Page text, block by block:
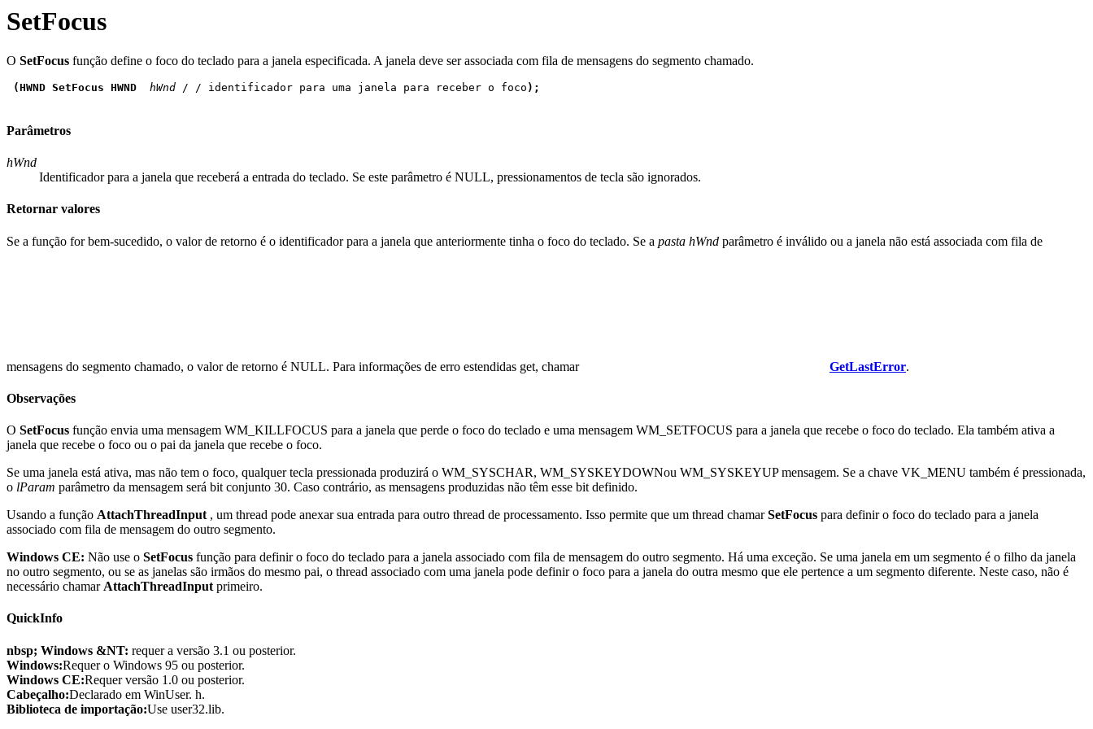
SetFocus
O SetFocus função define o foco do teclado para a janela especificada. A janela deve ser associada com fila de mensagens do segmento chamado.
(HWND SetFocus HWND hWnd / / identificador para uma janela para receber o foco );
Parâmetros
hWnd
Identificador para a janela que receberá a entrada do teclado. Se este parâmetro é NULL, pressionamentos de tecla são ignorados.
Retornar valores
Se a função for bem-sucedido, o valor de retorno é o identificador para a janela que anteriormente tinha o foco do teclado. Se a pasta hWnd parâmetro é inválido ou a janela não está associada com fila de
mensagens do segmento chamado, o valor de retorno é NULL. Para informações de erro estendidas get, chamar GetLastError.
Observações
O SetFocus função envia uma mensagem WM_KILLFOCUS para a janela que perde o foco do teclado e uma mensagem WM_SETFOCUS para a janela que recebe o foco do teclado. Ela também ativa a
janela que recebe o foco ou o pai da janela que recebe o foco.
Se uma janela está ativa, mas não tem o foco, qualquer tecla pressionada produzirá o WM_SYSCHAR, WM_SYSKEYDOWNou WM_SYSKEYUP mensagem. Se a chave VK_MENU também é pressionada,
o lParam parâmetro da mensagem será bit conjunto 30. Caso contrário, as mensagens produzidas não têm esse bit definido.
Usando a função AttachThreadInput , um thread pode anexar sua entrada para outro thread de processamento. Isso permite que um thread chamarSetFocus para definir o foco do teclado para a janela
associado com fila de mensagem do outro segmento.
Windows CE: Não use o SetFocus função para definir o foco do teclado para a janela associado com fila de mensagem do outro segmento. Há uma exceção. Se uma janela em um segmento é o filho da janela
no outro segmento, ou se as janelas são irmãos do mesmo pai, o thread associado com uma janela pode definir o foco para a janela do outra mesmo que ele pertence a um segmento diferente. Neste caso, não é
necessário chamar AttachThreadInput primeiro.
QuickInfo
nbsp; Windows &NT: requer a versão 3.1 ou posterior.
Windows:Requer o Windows 95 ou posterior.
Windows CE:Requer versão 1.0 ou posterior.
Cabeçalho:Declarado em WinUser. h.
Biblioteca de importação:Use user32.lib.